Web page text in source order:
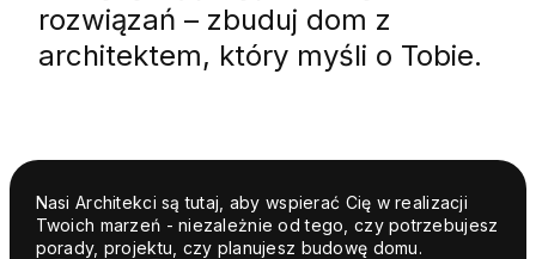
rozwiązań – zbuduj dom z
architektem, który myśli o Tobie.
Nasi Architekci są tutaj, aby wspierać Cię w realizacji
Twoich marzeń - niezależnie od tego, czy potrzebujesz
porady, projektu, czy planujesz budowę domu.